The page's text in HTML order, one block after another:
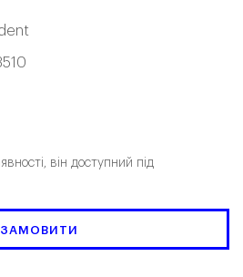
він доступний під
ЗАМОВИТИ